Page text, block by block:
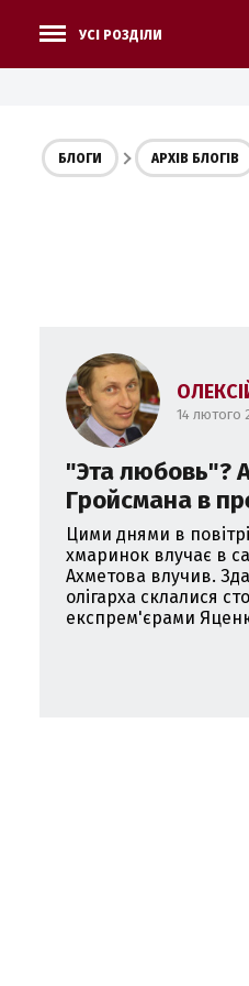
УСІ РОЗДІЛИ
БЛОГИ АРХІВ БЛОГІВ
14 лютого
"Эта любовь"?
Гройсмана в
Цими днями в повітрі
хмаринок влучає в
Ахметова влучив.
олігарха склалися
експрем'єрами